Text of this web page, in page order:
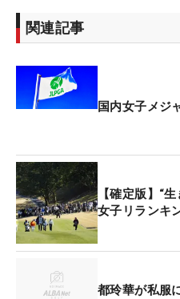
関連記事
国内女子メ
【確定版】“
女子リランキ
都玲華が私服